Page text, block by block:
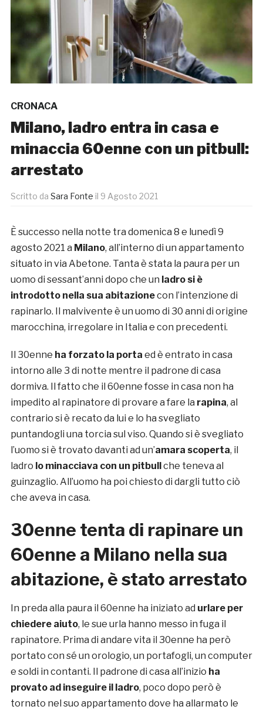
CRONACA
Milano, ladro entra in casa e
minaccia 60enne con un pitbull:
arrestato
Scritto da Sara Fonte il 9 Agosto 2021
È successo nella notte tra domenica 8 e lunedì 9
agosto 2021 a Milano, all’interno di un appartamento
situato in via Abetone. Tanta è stata la paura per un
uomo di sessant’anni dopo che un ladro si è
introdotto nella sua abitazionecon l’intenzione di
rapinarlo. Il malvivente è un uomo di 30 anni di origine
marocchina, irregolare in Italia e con precedenti.
Il 30enne ha forzato la porta ed è entrato in casa
intorno alle 3 di notte mentre il padrone di casa
dormiva. Il fatto che il 60enne fosse in casa non ha
impedito al rapinatore di provare a fare la rapina, al
contrario si è recato da lui e lo ha svegliato
puntandogli una torcia sul viso. Quando si è svegliato
l’uomo si è trovato davanti ad un’amara scoperta, il
ladro lo minacciava con un pitbull
che teneva al
guinzaglio. All’uomo ha poi chiesto di dargli tutto ciò
che aveva in casa.
30enne tenta di rapinare un
60enne a Milano nella sua
abitazione, è stato arrestato
In preda alla paura il 60enne ha iniziato ad urlare per
chiedere aiuto, le sue urla hanno messo in fuga il
rapinatore. Prima di andare vita il 30enne ha però
portato con sé un orologio, un portafogli, un computer
e soldi in contanti. Il padrone di casa all’inizio ha
provato ad inseguire il ladro, poco dopo però è
tornato nel suo appartamento dove ha allarmato le